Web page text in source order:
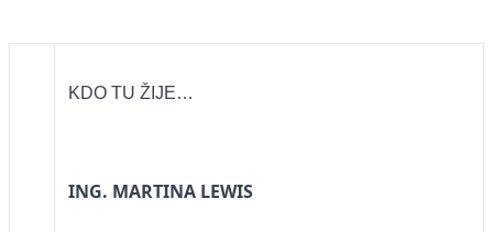
KDO TU ŽIJE…
ING. MARTINA LEWIS